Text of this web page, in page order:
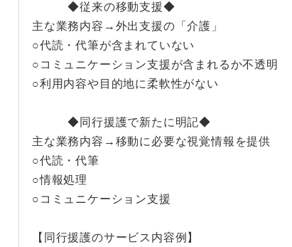
◆従来の移動支援◆
主な業務内容→外出支援の「介護」
○代読・代筆が含まれていない
○コミュニケーション支援が含まれるか不透明
○利用内容や目的地に柔軟性がない
◆同行援護で新たに明記◆
主な業務内容→移動に必要な視覚情報を提供
○代読・代筆
○情報処理
○コミュニケーション支援
【同行援護のサービス内容例】